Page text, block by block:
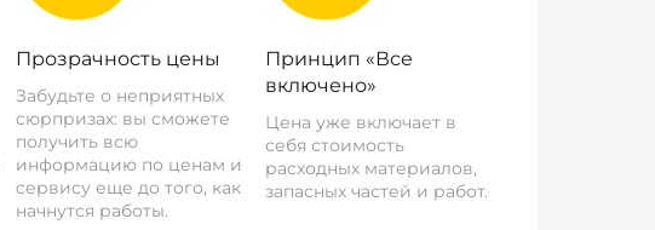
Прозрачность цены
Забудьте о неприятных
сюрпризах: вы сможете
получить всю
информацию по ценам и
сервису еще до того, как
начнутся работы.
Принцип «Все
включено»
Цена уже включает в
себя стоимость
расходных материалов,
запасных частей и работ.